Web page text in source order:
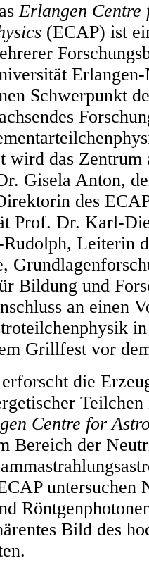
Erlangen
(ECAP) ist
Schwerpunkt
das Zentrum
Gisela Anton,
des
Prof. Dr. Karl-
Leiterin
Bildung und
an einen
Grillfest vor
die
Centre for
Bereich der
untersuchen
Bild des